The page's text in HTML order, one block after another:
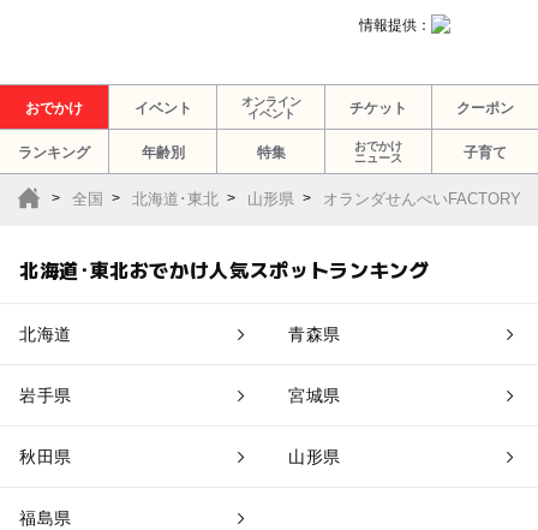
情報提供：
おでかけ イベント
オンライン
イベント
チケット クーポン
ランキング 年齢別 特集
おでかけ
ニュース
子育て
全国 北海道･東北 山形県 オランダせんべいFACTORY
北海道･東北おでかけ人気スポットランキング
北海道 青森県
岩手県 宮城県
秋田県 山形県
福島県